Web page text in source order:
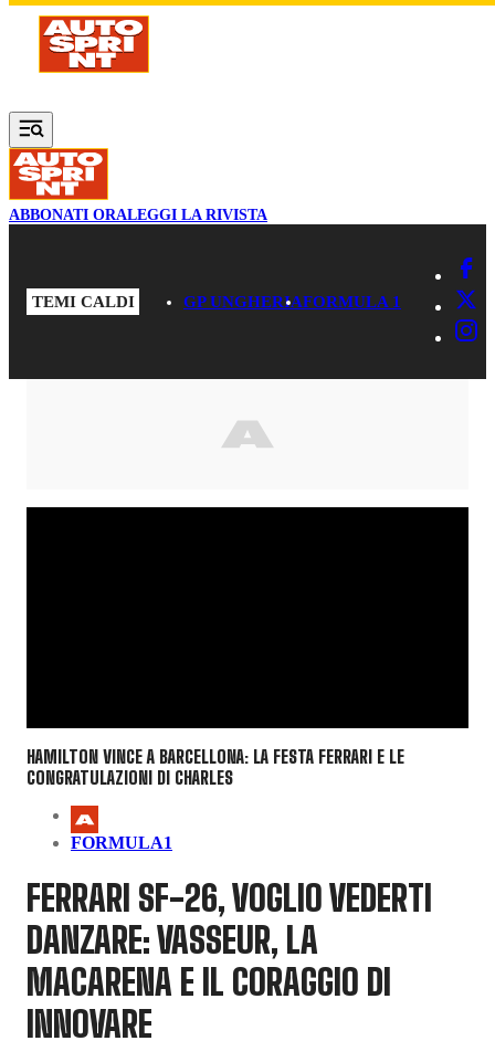
Vai al contenuto principale
ABBONATI ORALEGGI LA RIVISTA
TEMI CALDI GP UNGHERIAFORMULA 1
HAMILTON VINCE A BARCELLONA: LA FESTA FERRARI E LE
CONGRATULAZIONI DI CHARLES
FORMULA1
FERRARI SF-26, VOGLIO VEDERTI
DANZARE: VASSEUR, LA
MACARENA E IL CORAGGIO DI
INNOVARE